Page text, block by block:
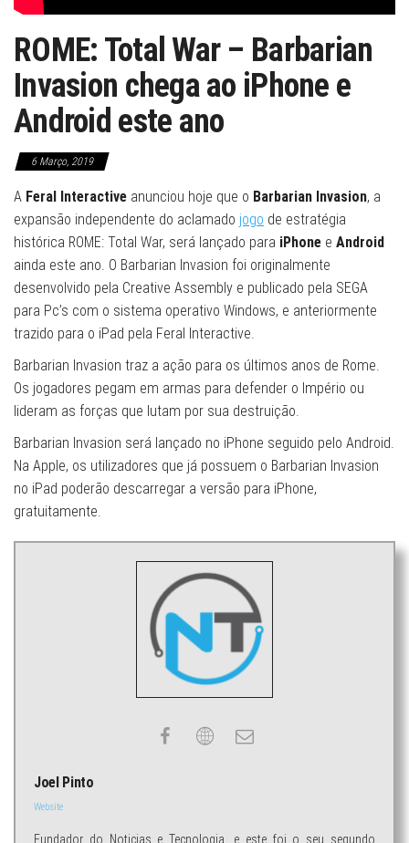
ROME: Total War – Barbarian
Invasion chega ao iPhone e
Android este ano
6 Março, 2019
A Feral Interactive anunciou hoje que o Barbarian Invasion, a
expansão independente do aclamado jogo de estratégia
histórica ROME: Total War, será lançado para iPhone e Android
ainda este ano. O Barbarian Invasion foi originalmente
desenvolvido pela Creative Assembly e publicado pela SEGA
para Pc’s com o sistema operativo Windows, e anteriormente
trazido para o iPad pela Feral Interactive.
Barbarian Invasion traz a ação para os últimos anos de Rome.
Os jogadores pegam em armas para defender o Império ou
lideram as forças que lutam por sua destruição.
Barbarian Invasion será lançado no iPhone seguido pelo Android.
Na Apple, os utilizadores que já possuem o Barbarian Invasion
no iPad poderão descarregar a versão para iPhone,
gratuitamente.
Joel Pinto
Website
Fundador do Noticias e Tecnologia, e este foi o seu segundo